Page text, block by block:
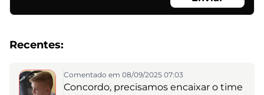
Recentes:
Comentado em 08/09/2025 07:03
Concordo, precisamos encaixar o time